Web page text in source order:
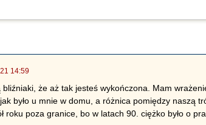
14:59
że aż tak jesteś wykończona. Mam
było u mnie w domu, a różnica pomiędzy naszą
roku poza granice, bo w latach 90. ciężko było o